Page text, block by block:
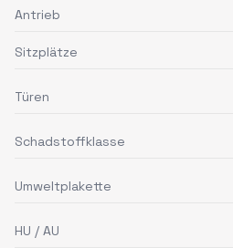
Antrieb
Sitzplätze
Türen
Schadstoffklasse
Umweltplakette
HU / AU